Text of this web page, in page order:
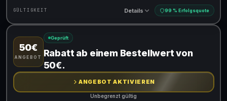
GÜLTIGKEIT Details 99 % Erfolgsquote
Gültig für teilnehmende Produkte
50€
ANGEBOT
Geprüft
Rabatt ab einem Bestellwert von
50€.
ANGEBOT AKTIVIEREN
Unbegrenzt gültig